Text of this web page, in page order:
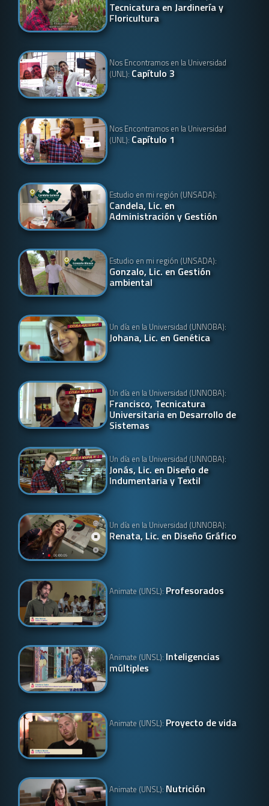
Tecnicatura en Jardinería y
Floricultura
Nos Encontramos en la Universidad
(UNL): Capítulo 3
Nos Encontramos en la Universidad
(UNL): Capítulo 1
Estudio en mi región (UNSADA):
Candela, Lic. en
Administración y Gestión
Estudio en mi región (UNSADA):
Gonzalo, Lic. en Gestión
ambiental
Un día en la Universidad (UNNOBA):
Johana, Lic. en Genética
Un día en la Universidad (UNNOBA):
Francisco, Tecnicatura
Universitaria en Desarrollo de
Sistemas
Un día en la Universidad (UNNOBA):
Jonás, Lic. en Diseño de
Indumentaria y Textil
Un día en la Universidad (UNNOBA):
Renata, Lic. en Diseño Gráfico
Animate (UNSL): Profesorados
Animate (UNSL): Inteligencias
múltiples
Animate (UNSL): Proyecto de vida
Animate (UNSL): Nutrición